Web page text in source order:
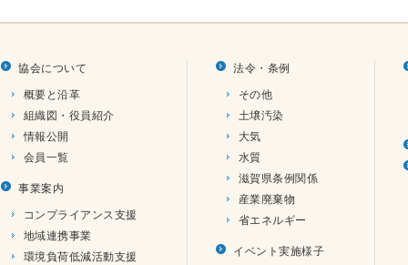
協会について
概要と沿革
組織図・役員紹介
情報公開
会員一覧
事業案内
コンプライアンス支援
地域連携事業
環境負荷低減活動支援
法令・条例
その他
土壌汚染
大気
水質
滋賀県条例関係
産業廃棄物
省エネルギー
イベント実施様子